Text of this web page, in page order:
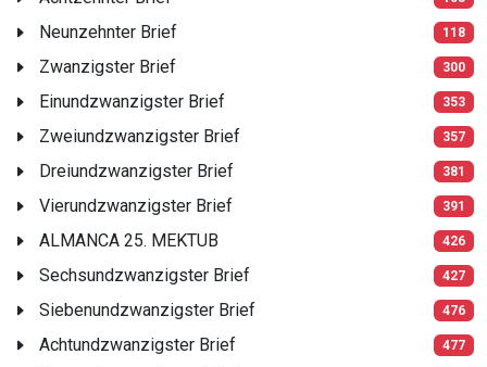
Neunzehnter Brief 118
Zwanzigster Brief 300
Einundzwanzigster Brief 353
Zweiundzwanzigster Brief 357
Dreiundzwanzigster Brief 381
Vierundzwanzigster Brief 391
ALMANCA 25. MEKTUB 426
Sechsundzwanzigster Brief 427
Siebenundzwanzigster Brief 476
Achtundzwanzigster Brief 477